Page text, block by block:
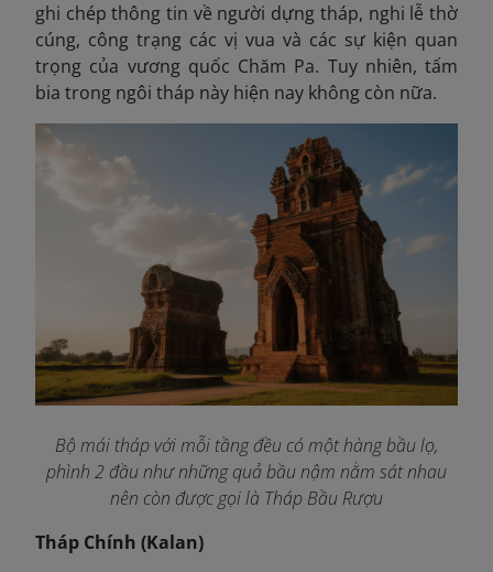
ghi chép thông tin về người dựng tháp, nghi lễ thờ
cúng, công trạng các vị vua và các sự kiện quan
trọng của vương quốc Chăm Pa. Tuy nhiên, tấm
bia trong ngôi tháp này hiện nay không còn nữa.
Bộ mái tháp với mỗi tầng đều có một hàng bầu lọ,
phình 2 đầu như những quả bầu nậm nằm sát nhau
nên còn được gọi là Tháp Bầu Rượu
Tháp Chính (Kalan)